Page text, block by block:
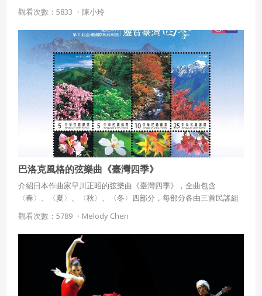
曲。當地人稱之為大拇指戲。 至18世紀，根據演出場所的不同，分
為室外演出的野台戲與在劇院演出的內台戲。 1、野台戲 舞臺佈景
簡單，操偶師與後場音樂人員較少，通常做為廟會酬神用途。一段
影片一段影片 3、電視布袋戲一段影片二、電視布袋戲一段影片 布
袋戲配樂 Carl Orff - Carmina Burana 《布蘭詩歌》 (金光布袋戲片
頭曲) 布袋戲配樂 古典音樂:電影配樂:電影配樂大師-顏尼歐‧莫利克奈
(Ennio Morricone)，一生創作過無數的樂曲，並於2016以電影“八惡
人”榮獲奧斯卡最佳原創音樂獎。 他早期的作品 (馬可波羅遊記)，曾
經被拿來做為武林高手 (黑白郎君)的配樂。 還有電影黃昏三鏢客的
主題曲，也曾出現在布袋戲中。 (一段影片) 流行音樂:三、霹靂布袋
戲 (一段介紹影片)1980年代開始發展出的一種更加創新的電視布袋
戲，由黃俊雄的兒子黃強華及黃文擇所領導製作，採長篇單元劇方
式演出，以每齣劇集名稱前皆冠以「霹靂」兩字而得名。 此時期因
為著作權開始受到重視，所以霹靂布袋戲皆以原創的精神來製作，
選用各種現成唱片。隨著智慧財產權的逐漸重視，霹靂布袋戲從
1990年的霹靂劫起除了使用現成唱片之外，並開始與音樂製作公司
合作，2002年之後完全自產戲劇配樂並發行各種原聲帶，亦是現今
大多以角色命名 重要角色會有: (一)角色曲 (二)情境曲 (三)武曲(氣勢
曲) 1、霹靂一哥 素還真:具有儒學思想的武林高手，以古箏的音樂來
代表他淡薄名利的處世態度。(影片) (一) 角色曲: 重要角色初登場，
就會有一首專屬於這個角色的主題曲，此曲會依據角色性格來創
作。3、魔王子–凝淵 這首角色曲出乎意料之外，竟然是一首英文
觀看次數：5833 ・ 陳小玲
巴洛克風格的弦樂曲《臺灣四季》
介紹日本作曲家早川正昭的弦樂曲《臺灣四季》，全曲包含
〈春〉、〈夏〉、〈秋〉、〈冬〉四部分，每部分各由三首民謠組
成，共收錄十二首臺灣民謠。
觀看次數：5789 ・ Melody Chen